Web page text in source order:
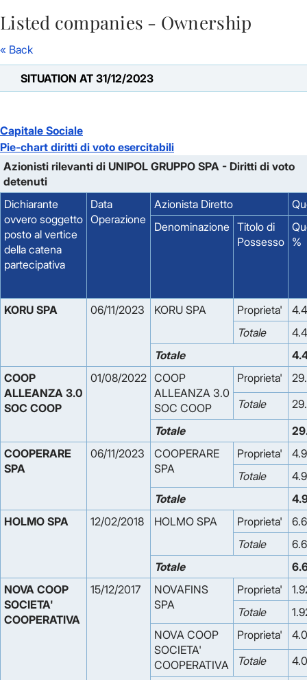
Skip to Main Content
Listed companies - Ownership
« Back
SITUATION AT 31/12/2023
Capitale Sociale
Pie-chart diritti di voto esercitabili
Azionisti rilevanti di UNIPOL GRUPPO SPA - Diritti di voto
detenuti
Dichiarante
ovvero soggetto
posto al vertice
della catena
partecipativa
Data
Operazione
Azionista Diretto
Denominazione Titolo di
Possesso %
KORU SPA 06/11/2023 KORU SPA Proprieta'
Totale
Totale
COOP
ALLEANZA 3.0
SOC COOP
01/08/2022 COOP
ALLEANZA 3.0
SOC COOP
Proprieta'
Totale
Totale
COOPERARE
SPA
06/11/2023
COOPERARE
SPA
Proprieta'
Totale
Totale
HOLMO SPA
12/02/2018 HOLMO SPA Proprieta'
Totale
Totale
NOVA COOP
SOCIETA'
COOPERATIVA
15/12/2017
NOVAFINS
SPA
Proprieta'
Totale
NOVA COOP
SOCIETA'
COOPERATIVA
Proprieta'
Totale